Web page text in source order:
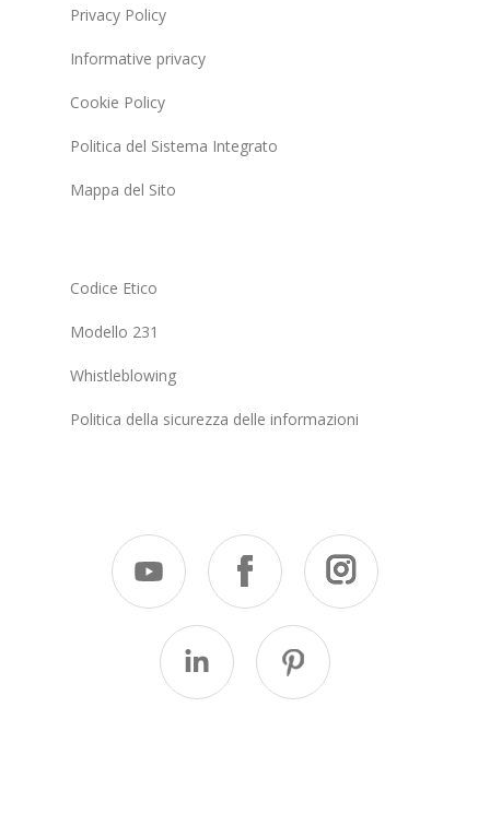
Privacy Policy
Informative privacy
Cookie Policy
Politica del Sistema Integrato
Mappa del Sito
Codice Etico
Modello 231
Whistleblowing
Politica della sicurezza delle informazioni